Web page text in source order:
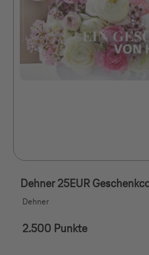
Dehner 25EUR
Dehner
2.500 Punkte